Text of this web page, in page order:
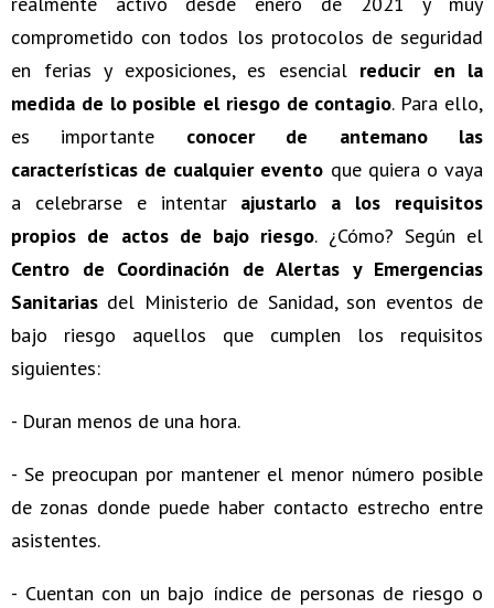
comprometido con todos los protocolos de seguridad
en ferias y exposiciones, es esencial reducir en la
medida de lo posible el riesgo de contagio. Para ello,
es importante conocer de antemano las
características de cualquier evento que quiera o vaya
a celebrarse e intentar ajustarlo a los requisitos
propios de actos de bajo riesgo. ¿Cómo? Según el
Centro de Coordinación de Alertas y Emergencias
Sanitarias del Ministerio de Sanidad, son eventos de
bajo riesgo aquellos que cumplen los requisitos
siguientes:
- Duran menos de una hora.
- Se preocupan por mantener el menor número posible
de zonas donde puede haber contacto estrecho entre
asistentes.
- Cuentan con un bajo índice de personas de riesgo o